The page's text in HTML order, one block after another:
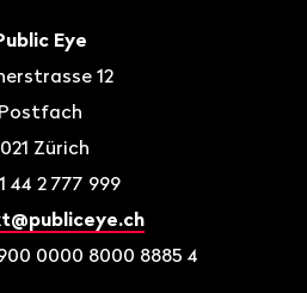
Eye
12
Postfach
Zürich
44 2 777 999
0000 8000 8885 4